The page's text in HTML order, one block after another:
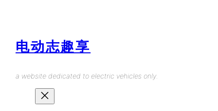
电动志趣享
a website dedicated to electric vehicles only.